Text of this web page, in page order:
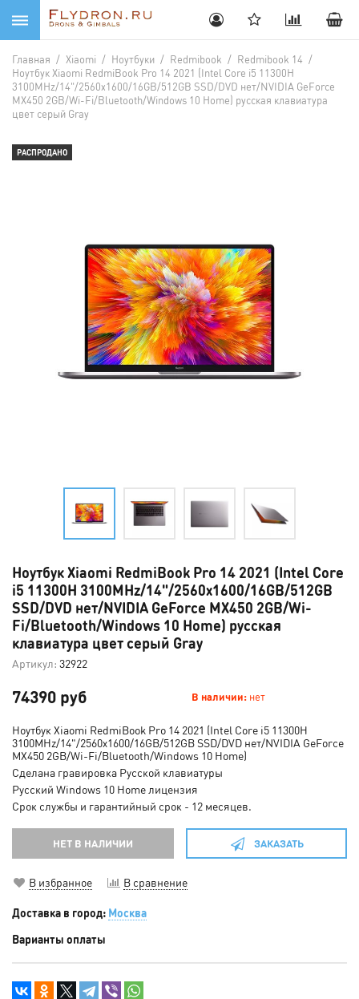
Главная / Xiaomi / Ноутбуки / Redmibook / Redmibook 14 /
Ноутбук Xiaomi RedmiBook Pro 14 2021 (Intel Core i5 11300H
3100MHz/14"/2560x1600/16GB/512GB SSD/DVD нет/NVIDIA GeForce
MX450 2GB/Wi-Fi/Bluetooth/Windows 10 Home) русская клавиатура
цвет серый Gray
РАСПРОДАНО
Ноутбук Xiaomi RedmiBook Pro 14 2021 (Intel Core
i5 11300H 3100MHz/14"/2560x1600/16GB/512GB
SSD/DVD нет/NVIDIA GeForce MX450 2GB/Wi-
Fi/Bluetooth/Windows 10 Home) русская
клавиатура цвет серый Gray
Артикул: 32922
74390 руб В наличии: нет
Ноутбук Xiaomi RedmiBook Pro 14 2021 (Intel Core i5 11300H
3100MHz/14"/2560x1600/16GB/512GB SSD/DVD нет/NVIDIA GeForce
MX450 2GB/Wi-Fi/Bluetooth/Windows 10 Home)
Сделана гравировка Русской клавиатуры
Русский Windows 10 Home лицензия
Срок службы и гарантийный срок - 12 месяцев.
НЕТ В НАЛИЧИИ ЗАКАЗАТЬ
В избранное В сравнение
Доставка в город: Москва
Варианты оплаты